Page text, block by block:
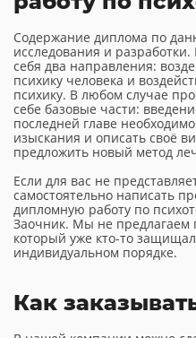
Содержание диплома по
исследования и
себя два направления:
психику человека и
психику. В любом случае
себе базовые части:
последней главе
изыскания и описать своё
предложить новый метод
Если для вас не
самостоятельно написать
дипломную работу по
Заочник. Мы не предлагаем
который уже кто-то
индивидуальном порядке.
Как